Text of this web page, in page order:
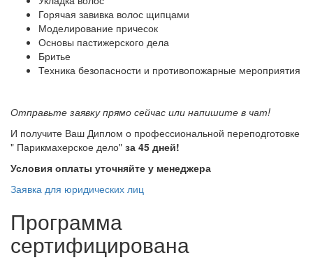
Горячая завивка волос щипцами
Моделирование причесок
Основы пастижерского дела
Бритье
Техника безопасности и противопожарные мероприятия
Отправьте заявку прямо сейчас или напишите в чат!
И получите Ваш Диплом о профессиональной переподготовке
" Парикмахерское дело" за 45 дней!
Условия оплаты уточняйте у менеджера
Заявка для юридических лиц
Программа
сертифицирована